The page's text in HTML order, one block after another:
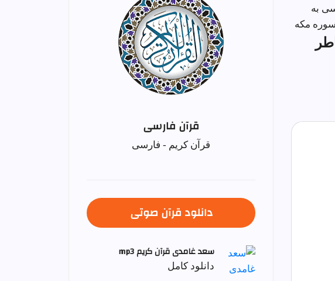
به
مکه
قرآن فارسی
قرآن کریم - فارسی
دانلود قرآن صوتی
سعد غامدی قرآن کریم mp3
دانلود کامل